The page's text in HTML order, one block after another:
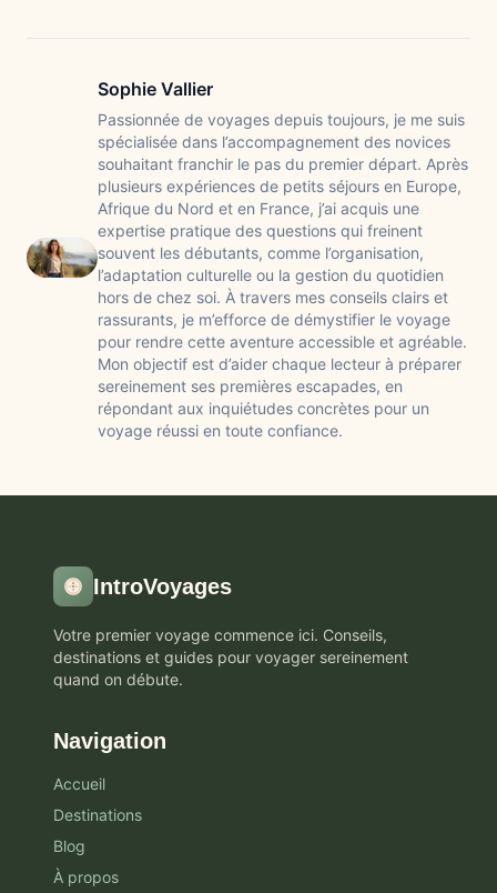
Sophie Vallier
Passionnée de voyages depuis toujours, je me suis
spécialisée dans l’accompagnement des novices
souhaitant franchir le pas du premier départ. Après
plusieurs expériences de petits séjours en Europe,
Afrique du Nord et en France, j’ai acquis une
expertise pratique des questions qui freinent
souvent les débutants, comme l’organisation,
l’adaptation culturelle ou la gestion du quotidien
hors de chez soi. À travers mes conseils clairs et
rassurants, je m’efforce de démystifier le voyage
pour rendre cette aventure accessible et agréable.
Mon objectif est d’aider chaque lecteur à préparer
sereinement ses premières escapades, en
répondant aux inquiétudes concrètes pour un
voyage réussi en toute confiance.
IntroVoyages
Votre premier voyage commence ici. Conseils,
destinations et guides pour voyager sereinement
quand on débute.
Navigation
Accueil
Destinations
Blog
À propos